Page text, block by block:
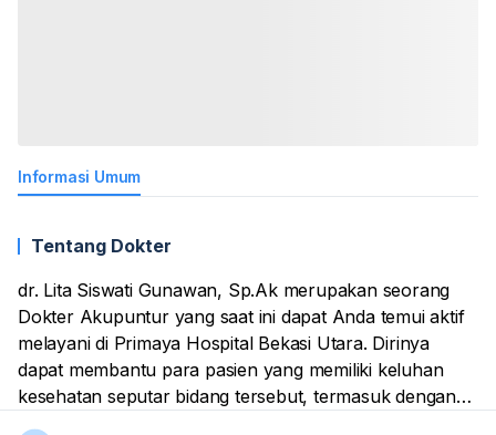
Informasi Umum
Tentang Dokter
dr. Lita Siswati Gunawan, Sp.Ak merupakan seorang
Dokter Akupuntur yang saat ini dapat Anda temui aktif
melayani di Primaya Hospital Bekasi Utara. Dirinya
dapat membantu para pasien yang memiliki keluhan
kesehatan seputar bidang tersebut, termasuk dengan
memberikan tindakan pemeriksaan dan pengobatan